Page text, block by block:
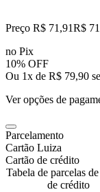
Preço R$ 71,91R$ 71
no Pix
10% OFF
Ou 1x de R$ 79,90
Ver opções de
Parcelamento
Cartão Luiza
Cartão de crédito
Tabela de parcelas
de crédito